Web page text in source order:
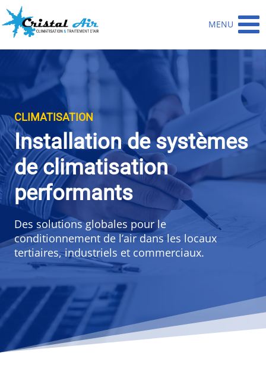
Aller
au
contenu
MENU
CLIMATISATION
Installation de systèmes
de climatisation
performants
Des solutions globales pour le
conditionnement de l’air dans les locaux
tertiaires, industriels et commerciaux.